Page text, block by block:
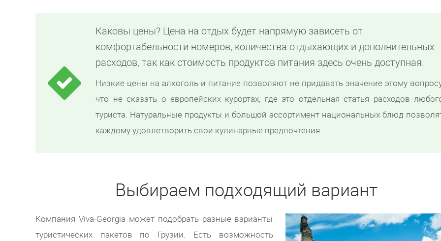
Каковы цены? Цена на отдых будет напрямую зависеть от
комфортабельности номеров, количества отдыхающих и дополнительных
расходов, так как стоимость продуктов питания здесь очень доступная.
Низкие цены на алкоголь и питание позволяют не придавать значение этому
что не сказать о европейских курортах, где это отдельная статья расходов
туриста. Натуральные продукты и большой ассортимент национальных блюд
каждому удовлетворить свои кулинарные предпочтения.
Выбираем подходящий вариант
Компания Viva-Georgia может подобрать разные варианты
туристических пакетов по Грузии. Есть возможность